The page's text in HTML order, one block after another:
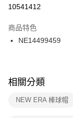
１．於結帳方式選擇
２．訂單成立數日內
３．收到繳費通知簡
ATM／網路銀行／等
※ 交易是否成功請以
是否繳費成功／繳費
客戶支援中心」
每筆NT$100，滿
付款後門市自取
每筆NT$100，滿
10541412
商品特色
NE14499459
相關分類
NEW ERA 棒球帽